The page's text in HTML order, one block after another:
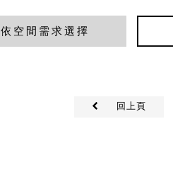
依空間需求選擇
回上頁